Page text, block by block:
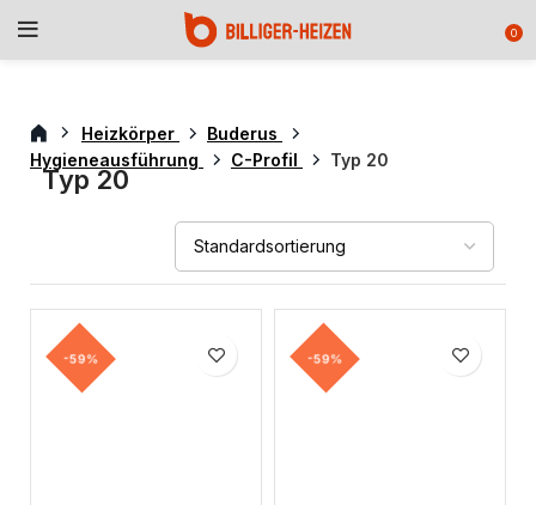
0
Heizkörper
Buderus
Hygieneausführung
C-Profil Typ 20
Typ 20
-59% -59%